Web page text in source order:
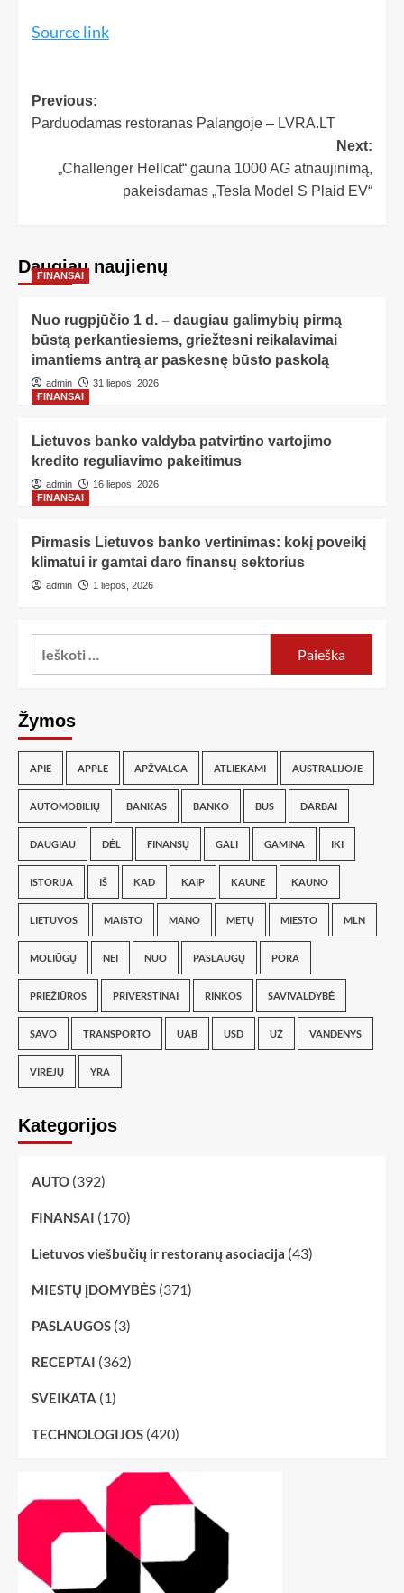
Source link
Previous:
Parduodamas restoranas Palangoje – LVRA.LT
Next:
„Challenger Hellcat“ gauna 1000 AG atnaujinimą,
pakeisdamas „Tesla Model S Plaid EV“
Daugiau naujienų
FINANSAI
Nuo rugpjūčio 1 d. – daugiau galimybių pirmą
būstą perkantiesiems, griežtesni reikalavimai
imantiems antrą ar paskesnę būsto paskolą
admin
31 liepos, 2026
FINANSAI
Lietuvos banko valdyba patvirtino vartojimo
kredito reguliavimo pakeitimus
admin
16 liepos, 2026
FINANSAI
Pirmasis Lietuvos banko vertinimas: kokį poveikį
klimatui ir gamtai daro finansų sektorius
admin 1 liepos, 2026
Žymos
APIE APPLE APŽVALGA ATLIEKAMI AUSTRALIJOJE
AUTOMOBILIŲ BANKAS BANKO BUS DARBAI
DAUGIAU DĖL FINANSŲ GALI GAMINA IKI
ISTORIJA IŠ KAD KAIP KAUNE KAUNO
LIETUVOS MAISTO MANO METŲ MIESTO MLN
MOLIŪGŲ NEI NUO PASLAUGŲ PORA
PRIEŽIŪROS PRIVERSTINAI RINKOS SAVIVALDYBĖ
SAVO TRANSPORTO UAB USD UŽ VANDENYS
VIRĖJŲ YRA
Kategorijos
AUTO (392)
FINANSAI (170)
Lietuvos viešbučių ir restoranų asociacija (43)
MIESTŲ ĮDOMYBĖS (371)
PASLAUGOS (3)
RECEPTAI (362)
SVEIKATA (1)
TECHNOLOGIJOS (420)